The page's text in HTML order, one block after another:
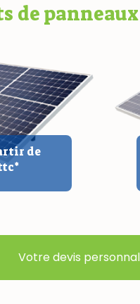
de
de
Votre devis